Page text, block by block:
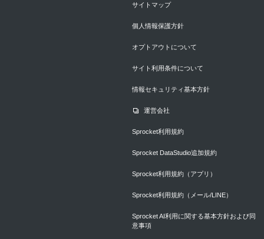
サイトマップ
個人情報保護方針
オプトアウトについて
サイト利用条件について
情報セキュリティ基本方針
運営会社
Sprocket利用規約
Sprocket DataStudio追加規約
Sprocket利用規約（アプリ）
Sprocket利用規約（メール/LINE）
Sprocket AI利用に関する基本方針および同
意事項